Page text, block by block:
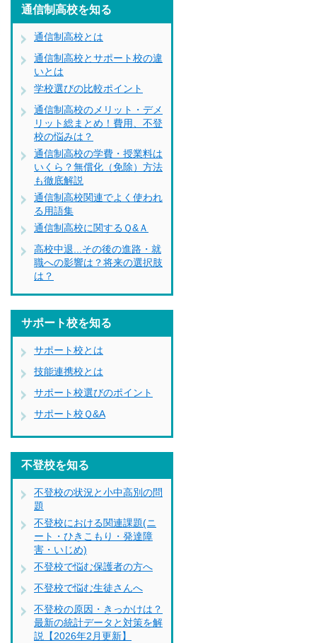
通信制高校を知る
通信制高校とは
通信制高校とサポート校の違
いとは
学校選びの比較ポイント
通信制高校のメリット・デメ
リット総まとめ！費用、不登
校の悩みは？
通信制高校の学費・授業料は
いくら？無償化（免除）方法
も徹底解説
通信制高校関連でよく使われ
る用語集
通信制高校に関するＱ&Ａ
高校中退...その後の進路・就
職への影響は？将来の選択肢
は？
サポート校を知る
サポート校とは
技能連携校とは
サポート校選びのポイント
サポート校Ｑ&A
不登校を知る
不登校の状況と小中高別の問
題
不登校における関連課題(ニ
ート・ひきこもり・発達障
害・いじめ)
不登校で悩む保護者の方へ
不登校で悩む生徒さんへ
不登校の原因・きっかけは？
最新の統計データと対策を解
説【2026年2月更新】